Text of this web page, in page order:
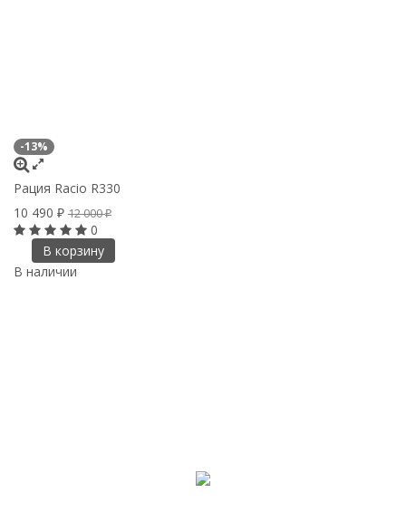
-13%
Рация Racio R330
10 490 ₽ 12 000₽
0
В корзину
В наличии